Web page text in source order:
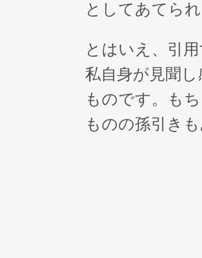
としてあてら
とはいえ、引
私自身が見聞
ものです。も
ものの孫引きも